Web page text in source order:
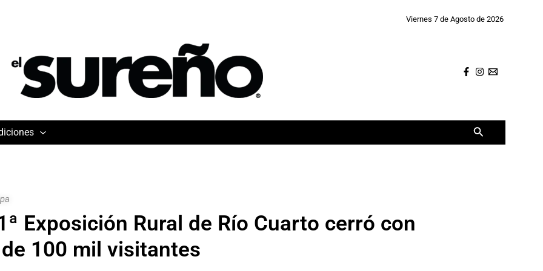
Viernes 7 de Agosto de 2026
Buscar
Exposición Rural de Río Cuarto cerró con
100 mil visitantes